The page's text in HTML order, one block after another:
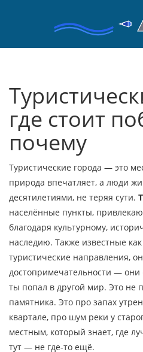
где стоит
почему
Туристические города — это
природа впечатляет, а люди
десятилетиями, не теряя сути.
населённые пункты,
благодаря культурному,
наследию. Также известные как
туристические направления,
достопримечательности —
ты попал в другой мир. Это не
памятника. Это про запах
квартале, про шум реки у
местным, который знает, где
тут — не где-то ещё.